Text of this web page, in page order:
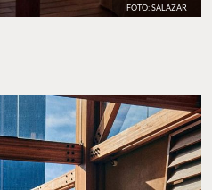
FOTO: SALAZAR